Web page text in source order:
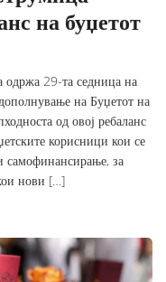
на буџетот
одржа 29-та седница на
на Буџетот на
од овој ребаланс
корисници кои се
самофинансирање, за
нови […]